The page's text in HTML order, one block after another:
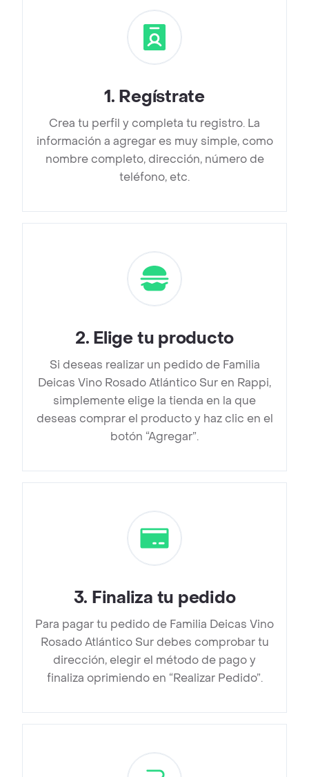
1. Regístrate
Crea tu perfil y completa tu registro. La
información a agregar es muy simple, como
nombre completo, dirección, número de
teléfono, etc.
2. Elige tu producto
Si deseas realizar un pedido de Familia
Deicas Vino Rosado Atlántico Sur en Rappi,
simplemente elige la tienda en la que
deseas comprar el producto y haz clic en el
botón “Agregar”.
3. Finaliza tu pedido
Para pagar tu pedido de Familia Deicas Vino
Rosado Atlántico Sur debes comprobar tu
dirección, elegir el método de pago y
finaliza oprimiendo en “Realizar Pedido”.